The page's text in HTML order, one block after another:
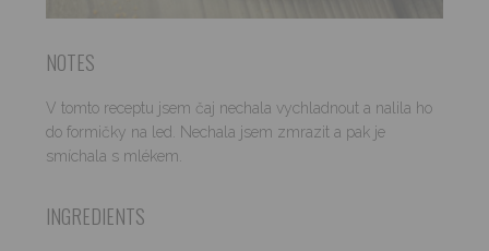
NOTES
V tomto receptu jsem čaj nechala vychladnout a nalila ho
do formičky na led. Nechala jsem zmrazit a pak je
smíchala s mlékem.
INGREDIENTS